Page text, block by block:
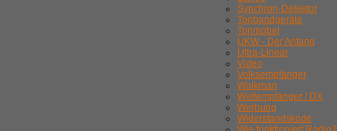
Synchron-Detektor
Tonbandgeräte
Tonmöbel
UKW - Der Anfang
Ultra-Linear
Video
Volksempfänger
Walkman
Weltempfänger / DX
Werbung
Widerstandskode